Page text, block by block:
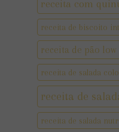
receita com
receita de biscoito
receita de pão low
receita de salada
receita de
receita de salada